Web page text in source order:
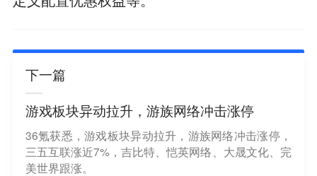
下一篇
游戏板块异动拉升，游族网络冲击涨停
36氪获悉，游戏板块异动拉升，游族网络冲击涨停，
三五互联涨近7%，吉比特、恺英网络、大晟文化、完
美世界跟涨。